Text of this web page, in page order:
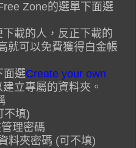
Zone的選單下面選
下載的人，反正下載的
就可以免費獲得白金帳
面選Create your own
立專屬的資料夾。
不填)
理密碼
料夾密碼 (可不填)